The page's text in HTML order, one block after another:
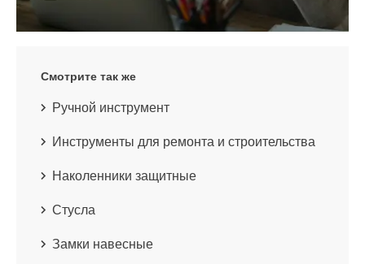
Смотрите так же
Ручной инструмент
Инструменты для ремонта и строительства
Наколенники защитные
Стусла
Замки навесные